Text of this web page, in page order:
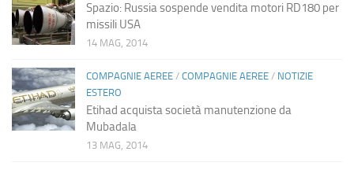
Spazio: Russia sospende vendita motori RD180 per
missili USA
14 MAG, 2014
COMPAGNIE AEREE / COMPAGNIE AEREE / NOTIZIE
ESTERO
Etihad acquista società manutenzione da
Mubadala
13 MAG, 2014